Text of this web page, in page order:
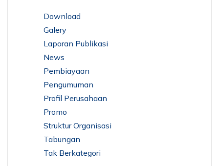
Download
Galery
Laporan Publikasi
News
Pembiayaan
Pengumuman
Profil Perusahaan
Promo
Struktur Organisasi
Tabungan
Tak Berkategori